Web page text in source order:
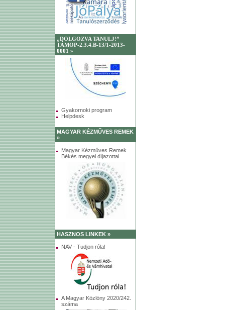
„DOLGOZVA TANULJ!”
TÁMOP-2.3.4.B-13/1-2013-
0001 »
Gyakornoki program
Helpdesk
MAGYAR KÉZMŰVES REMEK
»
Magyar Kézműves Remek
Békés megyei díjazottai
HASZNOS LINKEK »
NAV - Tudjon róla!
A Magyar Közlöny 2020/242.
száma